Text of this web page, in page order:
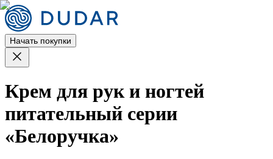
Начать покупки
Крем для рук и ногтей
питательный серии
«Белоручка»